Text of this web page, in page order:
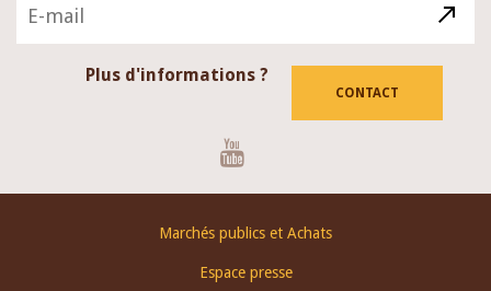
Plus d'informations ?
CONTACT
Marchés publics et Achats
Espace presse